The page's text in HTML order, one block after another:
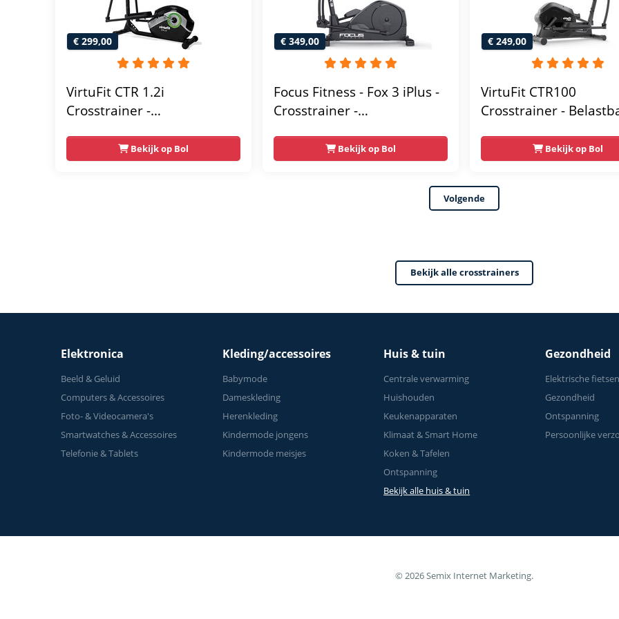
€ 299,00
VirtuFit CTR 1.2i
Crosstrainer -
Programma's - Bluetooth -
Crosstrainers Fitness
Bekijk op Bol
€ 349,00
Focus Fitness - Fox 3 iPlus -
Crosstrainer -
Weerstandsniveaus
Bekijk op Bol
€ 249,00
VirtuFit CTR100
Crosstrainer -
Weerstandsniveaus - 4
trainingsprogrammas
tablethouder -
Hartslagsensoren -
Bekijk op Bol
Volgende
Bekijk alle crosstrainers
Elektronica
Beeld & Geluid
Computers & Accessoires
Foto- & Videocamera's
Smartwatches & Accessoires
Telefonie & Tablets
Kleding/accessoires
Babymode
Dameskleding
Herenkleding
Kindermode jongens
Kindermode meisjes
Huis & tuin
Centrale verwarming
Huishouden
Keukenapparaten
Klimaat & Smart Home
Koken & Tafelen
Ontspanning
Bekijk alle huis & tuin
Gezondheid
Elektrische fietsen
Gezondheid
Ontspanning
Persoonlijke
© 2026 Semix Internet Marketing.